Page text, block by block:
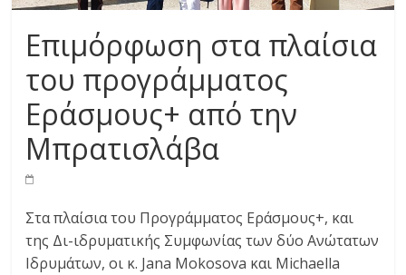
Επιμόρφωση στα πλαίσια
του προγράμματος
Εράσμους+ από την
Μπρατισλάβα
Στα πλαίσια του Προγράμματος Εράσμους+, και
της Δι-ιδρυματικής Συμφωνίας των δύο Ανώτατων
Ιδρυμάτων, οι κ. Jana Mokosova και Michaella